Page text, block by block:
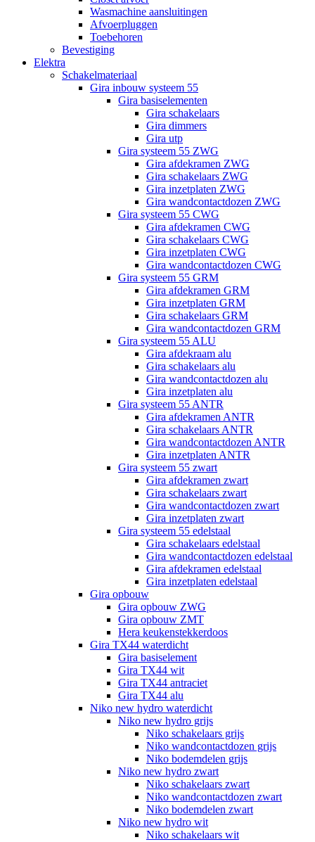
Wasmachine aansluitingen
Afvoerpluggen
Toebehoren
Bevestiging
Elektra
Schakelmateriaal
Gira inbouw systeem 55
Gira basiselementen
Gira schakelaars
Gira dimmers
Gira utp
Gira systeem 55 ZWG
Gira afdekramen ZWG
Gira schakelaars ZWG
Gira inzetplaten ZWG
Gira wandcontactdozen ZWG
Gira systeem 55 CWG
Gira afdekramen CWG
Gira schakelaars CWG
Gira inzetplaten CWG
Gira wandcontactdozen CWG
Gira systeem 55 GRM
Gira afdekramen GRM
Gira inzetplaten GRM
Gira schakelaars GRM
Gira wandcontactdozen GRM
Gira systeem 55 ALU
Gira afdekraam alu
Gira schakelaars alu
Gira wandcontactdozen alu
Gira inzetplaten alu
Gira systeem 55 ANTR
Gira afdekramen ANTR
Gira schakelaars ANTR
Gira wandcontactdozen ANTR
Gira inzetplaten ANTR
Gira systeem 55 zwart
Gira afdekramen zwart
Gira schakelaars zwart
Gira wandcontactdozen zwart
Gira inzetplaten zwart
Gira systeem 55 edelstaal
Gira schakelaars edelstaal
Gira wandcontactdozen edelstaal
Gira afdekramen edelstaal
Gira inzetplaten edelstaal
Gira opbouw
Gira opbouw ZWG
Gira opbouw ZMT
Hera keukenstekkerdoos
Gira TX44 waterdicht
Gira basiselement
Gira TX44 wit
Gira TX44 antraciet
Gira TX44 alu
Niko new hydro waterdicht
Niko new hydro grijs
Niko schakelaars grijs
Niko wandcontactdozen grijs
Niko bodemdelen grijs
Niko new hydro zwart
Niko schakelaars zwart
Niko wandcontactdozen zwart
Niko bodemdelen zwart
Niko new hydro wit
Niko schakelaars wit